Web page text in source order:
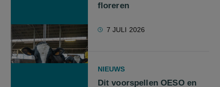
floreren
7 JULI 2026
NIEUWS
Dit voorspellen OESO en